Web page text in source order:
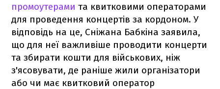
промоутерами та квитковими операторами
для проведення концертів за кордоном. У
відповідь на це, Сніжана Бабкіна заявила,
що для неї важливіше проводити концерти
та збирати кошти для військових, ніж
з'ясовувати, де раніше жили організатори
або чи має квитковий оператор